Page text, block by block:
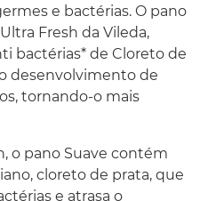
e bactérias. O pano
Fresh da Vileda,
bactérias* de Cloreto de
desenvolvimento de
tornando-o mais
o pano Suave contém
cloreto de prata, que
e atrasa o